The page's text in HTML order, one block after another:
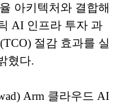
아키텍처와 결합해
AI 인프라 투자 과
절감 효과를 실
혔다.
Arm 클라우드 AI